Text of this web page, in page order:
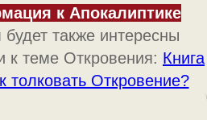
к Апокалиптике
также интересны
к теме Откровения: Книга
толковать Откровение?